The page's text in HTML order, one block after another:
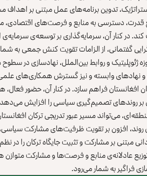
تدوین برنامه‌های عمل مبتنی بر اهداف
قدرت، دسترسی به منابع و فرصت‌های اقتصادی،
در کنار آن، سرمایه‌گذاری بر توسعه‌ی
گفتمانی، از الزامات تقویت کنش جمعی به‌
ژئوپلیتیک و روابط بین‌الملل، نهادسازی در
نهادهای وابسته و نیز گسترش همکاری‌های
افغانستان فراهم سازد. در کنار آن، حضور
بر روندهای تصمیم‌گیری سیاسی را افزایش
می‌تواند مسیر عبور تدریجی ترکان
روند، افزون بر تقویت ظرفیت‌های مشارکت
مبتنی بر مشارکت و تثبیت جایگاه ترکان را
عادلانه‌ی منابع و فرصت‌ها و مشارکت
فراگیر به‌ شمار می‌رود.